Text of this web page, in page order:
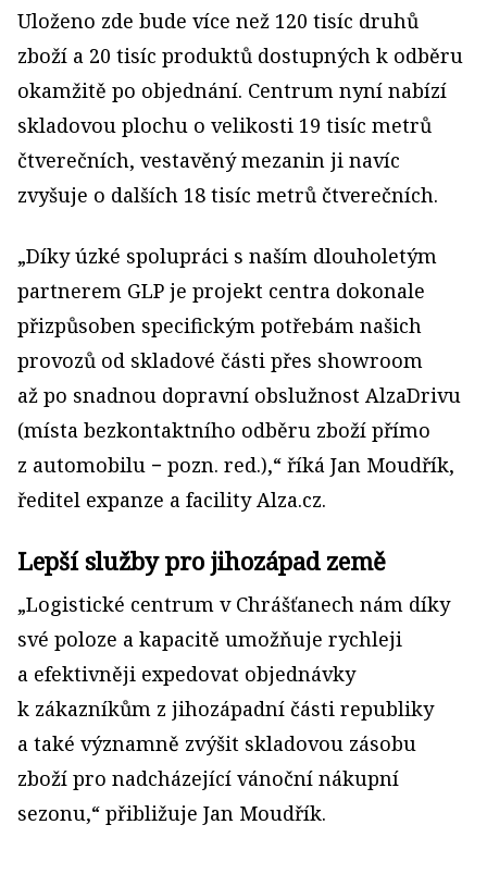
Uloženo zde bude více než 120 tisíc druhů
zboží a 20 tisíc produktů dostupných k odběru
okamžitě po objednání. Centrum nyní nabízí
skladovou plochu o velikosti 19 tisíc metrů
čtverečních, vestavěný mezanin ji navíc
zvyšuje o dalších 18 tisíc metrů čtverečních.
„Díky úzké spolupráci s naším dlouholetým
partnerem GLP je projekt centra dokonale
přizpůsoben specifickým potřebám našich
provozů od skladové části přes showroom
až po snadnou dopravní obslužnost AlzaDrivu
(místa bezkontaktního odběru zboží přímo
z automobilu − pozn. red.),“ říká Jan Moudřík,
ředitel expanze a facility Alza.cz.
Lepší služby pro jihozápad země
„Logistické centrum v Chrášťanech nám díky
své poloze a kapacitě umož­ňuje rychleji
a efektivněji expe­dovat objednávky
k zákazníkům z jihozápadní části republiky
a také významně zvýšit skladovou zásobu
zboží pro nadcházející vánoční nákupní
sezonu,“ přibližuje Jan Moudřík.